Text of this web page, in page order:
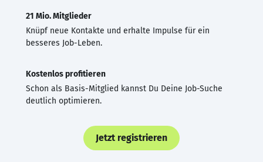
21 Mio. Mitglieder
Knüpf neue Kontakte und erhalte Impulse für ein
besseres Job-Leben.
Kostenlos profitieren
Schon als Basis-Mitglied kannst Du Deine Job-Suche
deutlich optimieren.
Jetzt registrieren